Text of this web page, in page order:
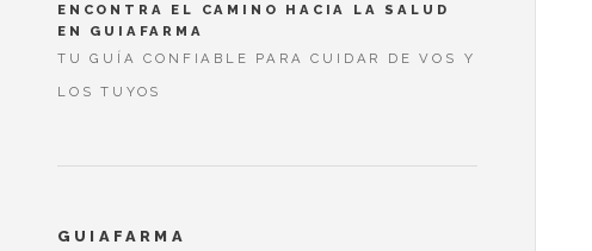
ENCONTRA EL CAMINO HACIA LA SALUD
EN GUIAFARMA
TU GUÍA CONFIABLE PARA CUIDAR DE VOS Y
LOS TUYOS
GUIAFARMA